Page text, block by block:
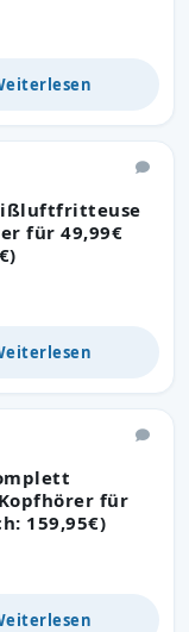
für 49,99€
für
159,95€)